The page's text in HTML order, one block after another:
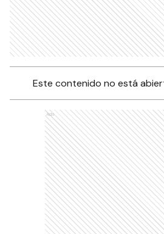
Este contenido no está
Ads